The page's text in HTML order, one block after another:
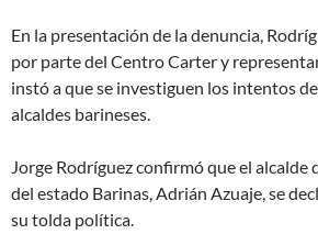
En la presentación de la denuncia,
por parte del Centro Carter y
instó a que se investiguen los intentos
alcaldes barineses.
Jorge Rodríguez confirmó que el
del estado Barinas, Adrián Azuaje, se
su tolda política.